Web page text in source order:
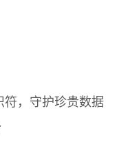
符，守护珍贵数据